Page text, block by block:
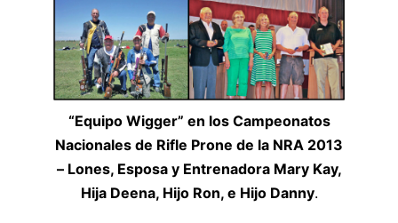
“Equipo Wigger” en los Campeonatos
Nacionales de Rifle Prone de la NRA 2013
– Lones, Esposa y Entrenadora Mary Kay,
Hija Deena, Hijo Ron, e Hijo Danny.